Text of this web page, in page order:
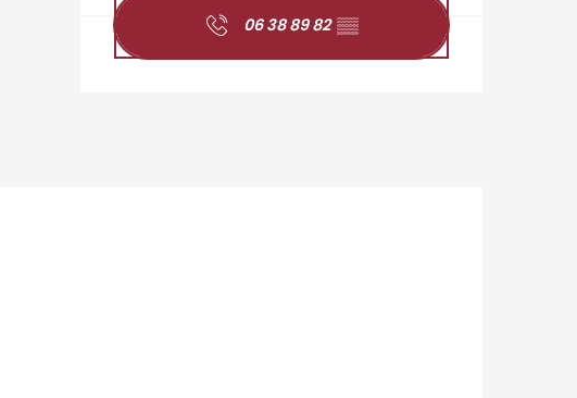
06 38 89 82 ▒▒